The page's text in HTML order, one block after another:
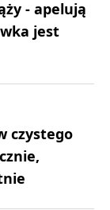
- apelują
jest
czystego